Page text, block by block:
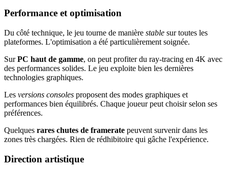
Performance et optimisation
Du côté technique, le jeu tourne de manière stable sur toutes les
plateformes. L'optimisation a été particulièrement soignée.
SurPC haut de gamme, on peut profiter du ray-tracing en 4K avec
des performances solides. Le jeu exploite bien les dernières
technologies graphiques.
Les versions consoles proposent des modes graphiques et
performances bien équilibrés. Chaque joueur peut choisir selon ses
préférences.
Quelques rares chutes de framerate peuvent survenir dans les
zones très chargées. Rien de rédhibitoire qui gâche l'expérience.
Direction artistique